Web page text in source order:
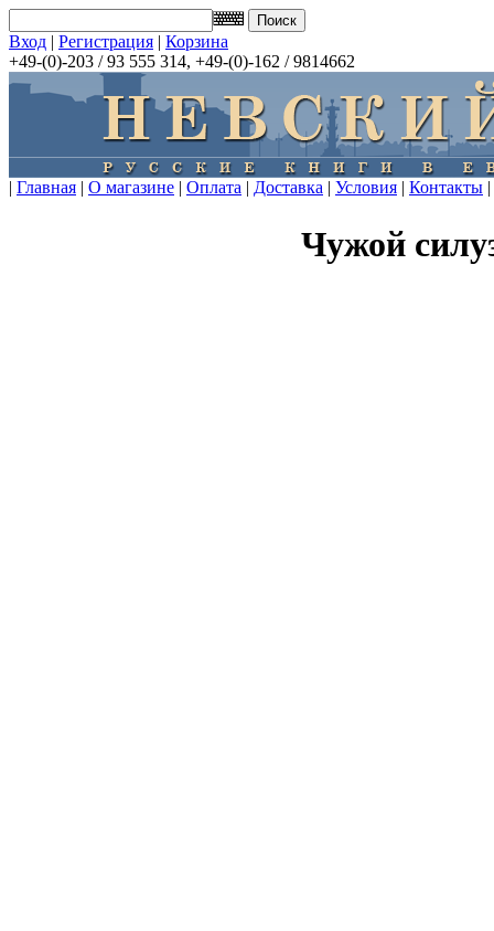
Вход | Регистрация | Корзина
+49-(0)-203 / 93 555 314, +49-(0)-162 / 9814662
| Главная | О магазине | Оплата | Доставка | Условия | Контакты |
Чужой